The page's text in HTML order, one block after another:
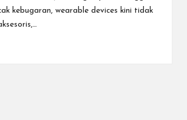
kebugaran, wearable devices kini tidak